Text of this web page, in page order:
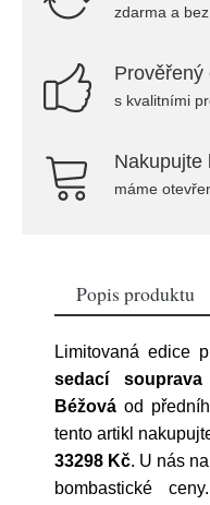
zdarma a
Prověřený
s kvalitními
Nakupujte
máme
Popis produktu
Limitovaná edice
sedací
Béžová od
tento artikl
33298 Kč. U nás
bombastické